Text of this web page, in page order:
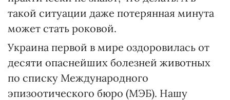
такой ситуации даже потерянная минута
может стать роковой.
Украина первой в мире оздоровилась от
десяти опаснейших болезней животных
по списку Международного
эпизоотического бюро (МЭБ). Нашу